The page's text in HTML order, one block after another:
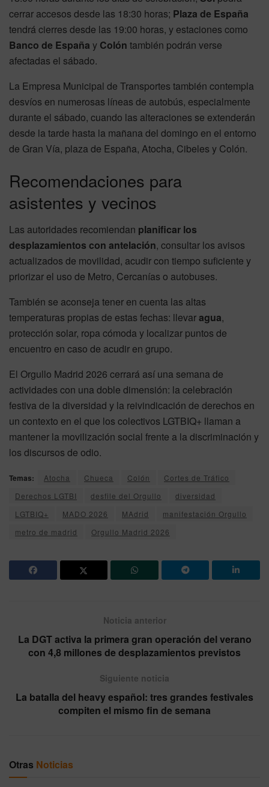
cerrar accesos desde las 18:30 horas; Plaza de España
tendrá cierres desde las 19:00 horas, y estaciones como
Banco de España y Colón también podrán verse
afectadas el sábado.
La Empresa Municipal de Transportes también contempla
desvíos en numerosas líneas de autobús, especialmente
durante el sábado, cuando las alteraciones se extenderán
desde la tarde hasta la mañana del domingo en el entorno
de Gran Vía, plaza de España, Atocha, Cibeles y Colón.
Recomendaciones para
asistentes y vecinos
Las autoridades recomiendan planificar los
desplazamientos con antelación, consultar los avisos
actualizados de movilidad, acudir con tiempo suficiente y
priorizar el uso de Metro, Cercanías o autobuses.
También se aconseja tener en cuenta las altas
temperaturas propias de estas fechas: llevaragua,
protección solar, ropa cómoda y localizar puntos de
encuentro en caso de acudir en grupo.
El Orgullo Madrid 2026 cerrará así una semana de
actividades con una doble dimensión: la celebración
festiva de la diversidad y la reivindicación de derechos en
un contexto en el que los colectivos LGTBIQ+ llaman a
mantener la movilización social frente a la discriminación y
los discursos de odio.
Temas: Atocha Chueca Colón
Cortes de Tráfico
Derechos LGTBI
desfile del Orgullo
diversidad
LGTBIQ+
MADO 2026 MAdrid
manifestación Orgullo
metro de madrid
Orgullo Madrid 2026
Noticia anterior
La DGT activa la primera gran operación del verano
con 4,8 millones de desplazamientos previstos
Siguiente noticia
La batalla del heavy español: tres grandes festivales
compiten el mismo fin de semana
Otras Noticias